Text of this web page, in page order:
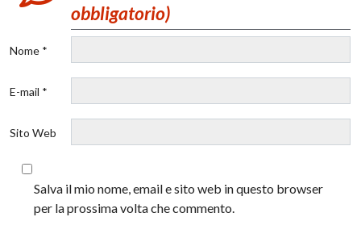
obbligatorio)
Nome *
E-mail *
Sito Web
Salva il mio nome, email e sito web in questo browser
per la prossima volta che commento.